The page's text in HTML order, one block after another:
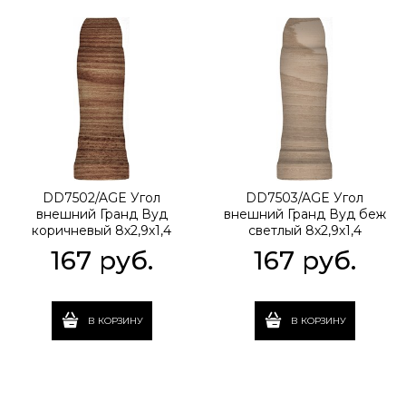
DD7502/AGE Угол
внешний Гранд Вуд
коричневый 8х2,9х1,4
167 руб.
В КОРЗИНУ
DD7503/AGE Угол
внешний Гранд Вуд беж
светлый 8х2,9х1,4
167 руб.
В КОРЗИНУ